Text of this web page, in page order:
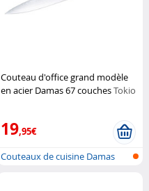
Couteau d'office grand modèle
en acier Damas 67 couchesTokio
19,95€
Couteaux de cuisine Damas